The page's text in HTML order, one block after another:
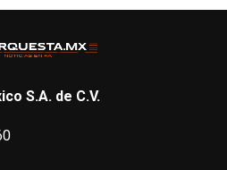
S.A. de C.V.